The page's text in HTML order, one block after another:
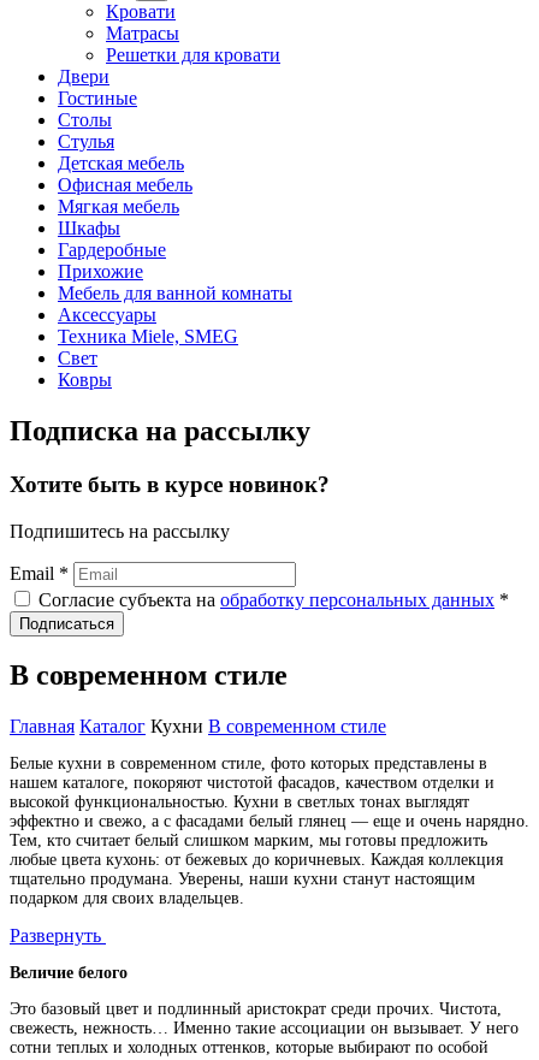
Кровати
Матрасы
Решетки для кровати
Двери
Гостиные
Столы
Стулья
Детская мебель
Офисная мебель
Мягкая мебель
Шкафы
Гардеробные
Прихожие
Мебель для ванной комнаты
Аксессуары
Техника Miele, SMEG
Свет
Ковры
Подписка на рассылку
Хотите быть в курсе новинок?
Подпишитесь на рассылку
Email *
Согласие субъекта на обработку персональных данных *
Подписаться
В современном стиле
Главная Каталог Кухни В современном стиле
Белые кухни в современном стиле, фото которых представлены в
нашем каталоге, покоряют чистотой фасадов, качеством отделки и
высокой функциональностью. Кухни в светлых тонах выглядят
эффектно и свежо, а с фасадами белый глянец — еще и очень нарядно.
Тем, кто считает белый слишком марким, мы готовы предложить
любые цвета кухонь: от бежевых до коричневых. Каждая коллекция
тщательно продумана. Уверены, наши кухни станут настоящим
подарком для своих владельцев.
Развернуть
Величие белого
Это базовый цвет и подлинный аристократ среди прочих. Чистота,
свежесть, нежность… Именно такие ассоциации он вызывает. У него
сотни теплых и холодных оттенков, которые выбирают по особой